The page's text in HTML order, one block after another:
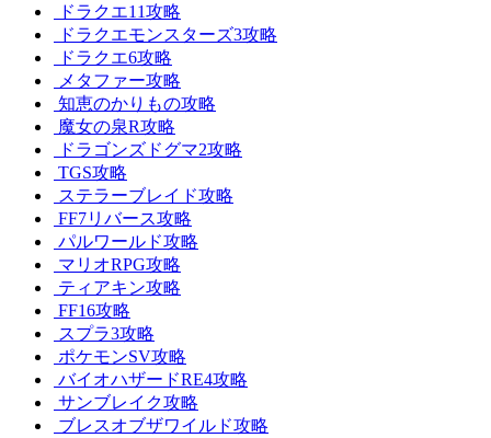
ドラクエ11攻略
ドラクエモンスターズ3攻略
ドラクエ6攻略
メタファー攻略
知恵のかりもの攻略
魔女の泉R攻略
ドラゴンズドグマ2攻略
TGS攻略
ステラーブレイド攻略
FF7リバース攻略
パルワールド攻略
マリオRPG攻略
ティアキン攻略
FF16攻略
スプラ3攻略
ポケモンSV攻略
バイオハザードRE4攻略
サンブレイク攻略
ブレスオブザワイルド攻略